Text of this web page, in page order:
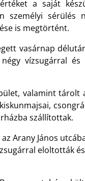
a saját
személyi
is megtörtént.
vasárnap
vízsugárral és
valamint tárolt
szállítottak.
Arany János
eloltották